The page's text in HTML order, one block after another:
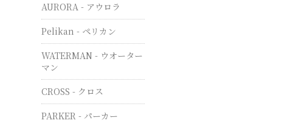
AURORA - アウロラ
Pelikan - ペリカン
WATERMAN - ウオーター
マン
CROSS - クロス
PARKER - パーカー